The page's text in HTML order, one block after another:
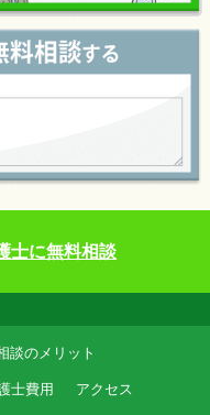
士に無料相談
談のメリット
士費用 アクセス